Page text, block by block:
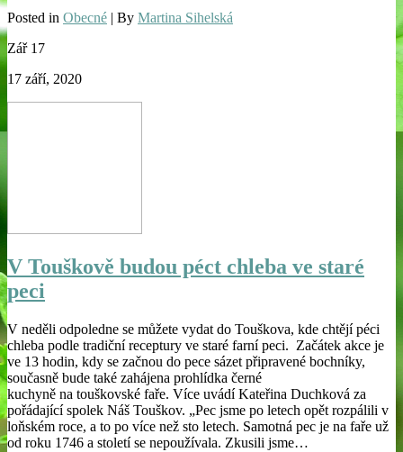
Posted in Obecné | By Martina Sihelská
Zář 17
17 září, 2020
V Touškově budou péct chleba ve staré
peci
V neděli odpoledne se můžete vydat do Touškova, kde chtějí péci
chleba podle tradiční receptury ve staré farní peci. Začátek akce je
ve 13 hodin, kdy se začnou do pece sázet připravené bochníky,
současně bude také zahájena prohlídka černé
kuchyně na touškovské faře. Více uvádí Kateřina Duchková za
pořádající spolek Náš Touškov. „Pec jsme po letech opět rozpálili v
loňském roce, a to po více než sto letech. Samotná pec je na faře už
od roku 1746 a století se nepoužívala. Zkusili jsme…